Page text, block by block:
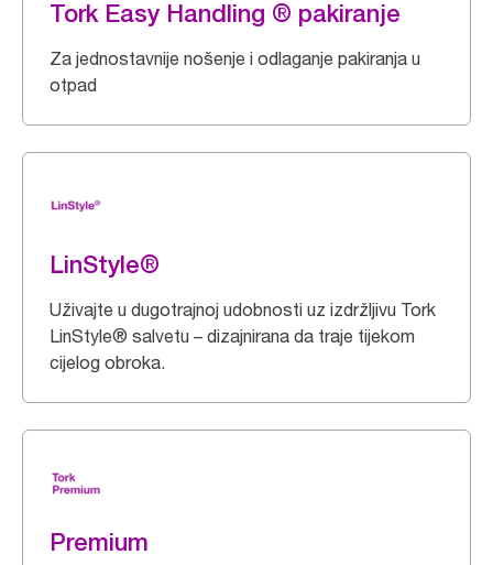
Tork Easy Handling ® pakiranje
Za jednostavnije nošenje i odlaganje pakiranja u
otpad
LinStyle®
Uživajte u dugotrajnoj udobnosti uz izdržljivu Tork
LinStyle® salvetu – dizajnirana da traje tijekom
cijelog obroka.
Premium